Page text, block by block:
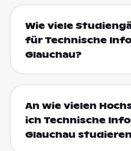
Wie viele
für Technische
Glauchau?
An wie vielen
ich Technische
Glauchau